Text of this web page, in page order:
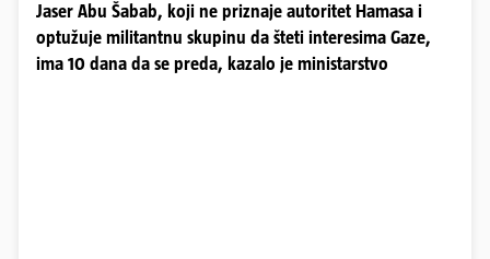
Jaser Abu Šabab, koji ne priznaje autoritet Hamasa i
optužuje militantnu skupinu da šteti interesima Gaze,
ima 10 dana da se preda, kazalo je ministarstvo